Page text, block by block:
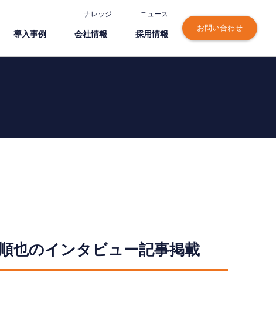
ナレッジ ニュース
導⼊事例 会社情報 採⽤情報
お問い合わせ
也のインタビュー記事掲載